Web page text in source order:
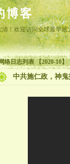
博客
！欢迎访问全球最早最
络日志列表 【2020-10】
中共施仁政，神